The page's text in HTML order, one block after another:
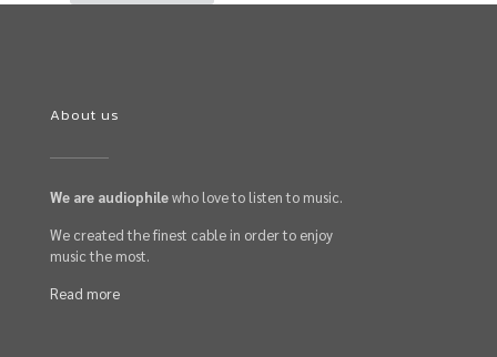
About us
We are audiophilewho love to listen to music.
We created the finest cable in order to enjoy
music the most.
Read more